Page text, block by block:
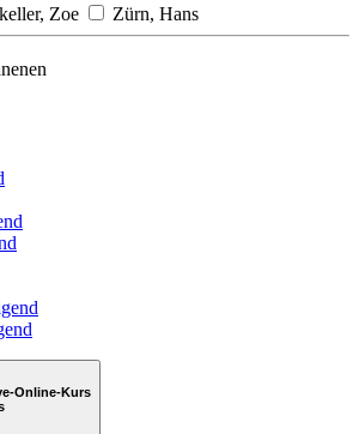
Zoe Zürn, Hans
1 Live-Online-Kurs